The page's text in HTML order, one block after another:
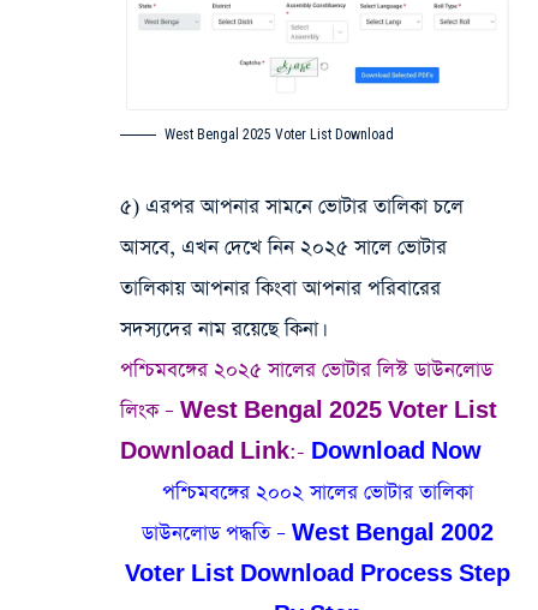
West Bengal 2025 Voter List Download
৫) এরপর আপনার সামনে ভোটার তালিকা চলে
আসবে, এখন দেখে নিন ২০২৫ সালে ভোটার
তালিকায় আপনার কিংবা আপনার পরিবারের
সদস্যদের নাম রয়েছে কিনা।
পশ্চিমবঙ্গের ২০২৫ সালের ভোটার লিস্ট ডাউনলোড
লিংক – West Bengal 2025 Voter List
Download Link:- Download Now
পশ্চিমবঙ্গের ২০০২ সালের ভোটার তালিকা
ডাউনলোড পদ্ধতি – West Bengal 2002
Voter List Download Process Step